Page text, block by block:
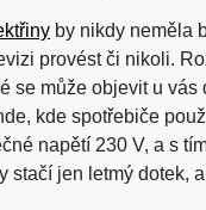
by nikdy neměla
provést či nikoli.
se může objevit u vás
kde spotřebiče
napětí 230 V, a s
stačí jen letmý dotek,